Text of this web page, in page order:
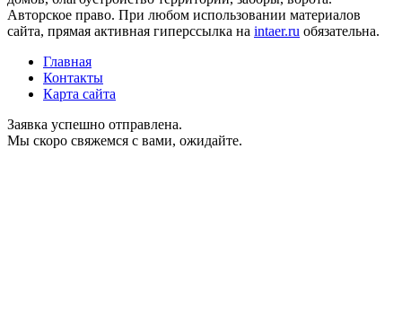
Авторское право. При любом использовании материалов
сайта, прямая активная гиперссылка на intaer.ru обязательна.
Главная
Контакты
Карта сайта
Заявка успешно отправлена.
Мы скоро свяжемся с вами, ожидайте.